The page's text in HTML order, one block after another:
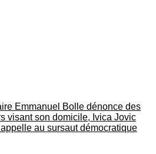
Emmanuel Bolle dénonce des
visant son domicile, Ivica Jovic
au sursaut démocratique